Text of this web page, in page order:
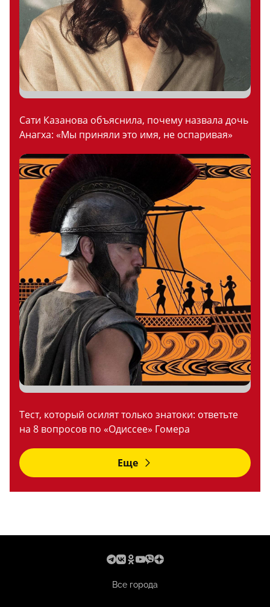
Сати Казанова объяснила, почему назвала дочь
Анагха: «Мы приняли это имя, не оспаривая»
Тест, который осилят только знатоки: ответьте
на 8 вопросов по «Одиссее» Гомера
Еще
Все города